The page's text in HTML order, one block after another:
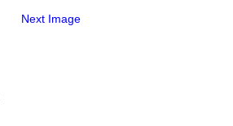
Next Image